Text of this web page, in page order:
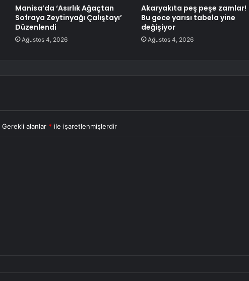
Manisa’da ‘Asırlık Ağaçtan
Sofraya Zeytinyağı Çalıştayı’
Düzenlendi
Ağustos 4, 2026
Akaryakıta peş peşe zamlar!
Bu gece yarısı tabela yine
değişiyor
Ağustos 4, 2026
Gerekli alanlar * ile işaretlenmişlerdir